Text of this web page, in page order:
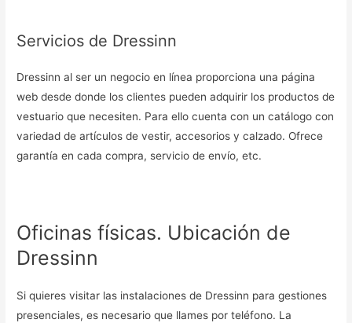
Servicios de Dressinn
Dressinn al ser un negocio en línea proporciona una página
web desde donde los clientes pueden adquirir los productos de
vestuario que necesiten. Para ello cuenta con un catálogo con
variedad de artículos de vestir, accesorios y calzado. Ofrece
garantía en cada compra, servicio de envío, etc.
Oficinas físicas. Ubicación de
Dressinn
Si quieres visitar las instalaciones de Dressinn para gestiones
presenciales, es necesario que llames por teléfono. La